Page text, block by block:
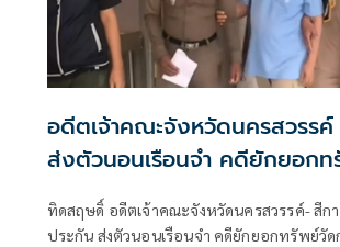
อดีตเจ้าคณะจังหวัดนครสวรรค์
ส่งตัวนอนเรือนจำ คดียักยอก
ทิดสฤษดิ์ อดีตเจ้าคณะจังหวัดนครสวรรค์- สีก
ประกัน ส่งตัวนอนเรือนจำ คดียักยอกทรัพย์วัด